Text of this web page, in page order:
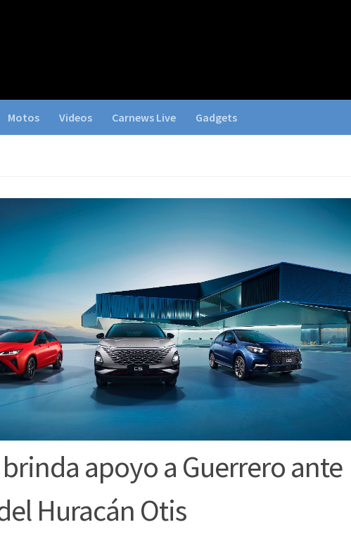
Motos Videos Carnews Live Gadgets
apoyo a Guerrero ante
Huracán Otis